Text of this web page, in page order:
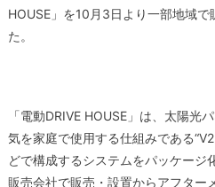
HOUSE」を10月3日より一部地域
た。
「電動DRIVE HOUSE」は、太陽光
気を家庭で使用する仕組みである
どで構成するシステムをパッケージ
販売会社で販売・設置からアフター